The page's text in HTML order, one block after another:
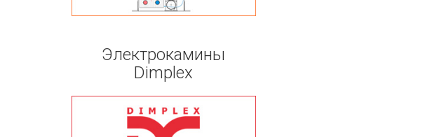
Электрокамины
Dimplex